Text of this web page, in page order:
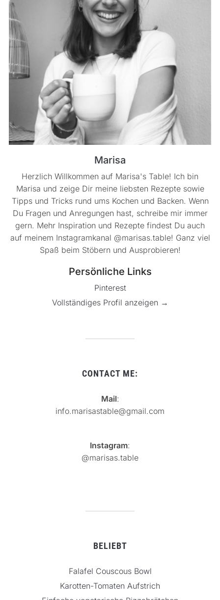
Marisa
Herzlich Willkommen auf Marisa's Table! Ich bin
Marisa und zeige Dir meine liebsten Rezepte sowie
Tipps und Tricks rund ums Kochen und Backen. Wenn
Du Fragen und Anregungen hast, schreibe mir immer
gern. Mehr Inspiration und Rezepte findest Du auch
auf meinem Instagramkanal @marisas.table! Ganz viel
Spaß beim Stöbern und Ausprobieren!
Persönliche Links
Pinterest
Vollständiges Profil anzeigen →
CONTACT ME:
Mail:
info.marisastable@gmail.com
Instagram:
@marisas.table
BELIEBT
Falafel Couscous Bowl
Karotten-Tomaten Aufstrich